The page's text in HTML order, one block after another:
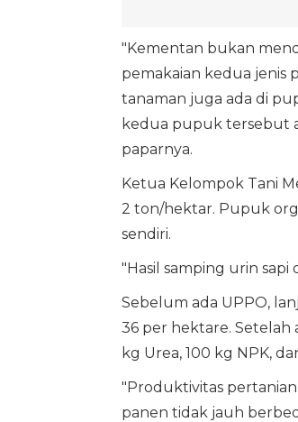
"Kementan bukan
pemakaian kedua jenis
tanaman juga ada di
kedua pupuk tersebut
paparnya.
Ketua Kelompok Tani
2 ton/hektar. Pupuk
sendiri.
"Hasil samping urin
Sebelum ada UPPO,
36 per hektare. Setelah
kg Urea, 100 kg NPK,
"Produktivitas
panen tidak jauh